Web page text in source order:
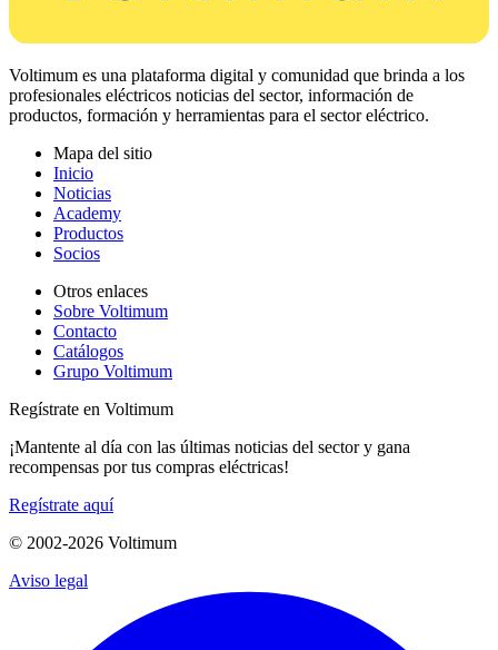
Voltimum es una plataforma digital y comunidad que brinda a los
profesionales eléctricos noticias del sector, información de
productos, formación y herramientas para el sector eléctrico.
Mapa del sitio
Inicio
Noticias
Academy
Productos
Socios
Otros enlaces
Sobre Voltimum
Contacto
Catálogos
Grupo Voltimum
Regístrate en Voltimum
¡Mantente al día con las últimas noticias del sector y gana
recompensas por tus compras eléctricas!
Regístrate aquí
© 2002-2026 Voltimum
Aviso legal